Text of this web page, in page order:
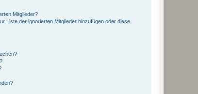
Mitglieder?
Liste der ignorierten Mitglieder hinzufügen oder diese